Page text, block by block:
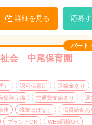
間6ヶ月（条件変更なし）
詳細を見る 応募
パート
会 中尾保育園
認可保育所 退職金あり
保険完備 交通費支給あり
週
務 残業ほぼなし
職員給食あ
ブランクOK WEB面接OK